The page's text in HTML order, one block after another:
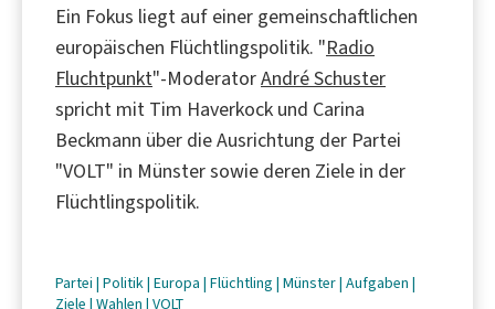
Ein Fokus liegt auf einer gemeinschaftlichen
europäischen Flüchtlingspolitik. "Radio
Fluchtpunkt"-ModeratorAndré Schuster
spricht mit Tim Haverkock und Carina
Beckmann über die Ausrichtung der Partei
"VOLT" in Münster sowie deren Ziele in der
Flüchtlingspolitik.
Partei | Politik| Europa | Flüchtling | Münster| Aufgaben |
Ziele | Wahlen | VOLT